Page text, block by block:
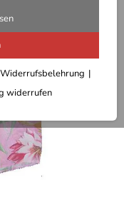
Widerrufsbelehrung
widerrufen